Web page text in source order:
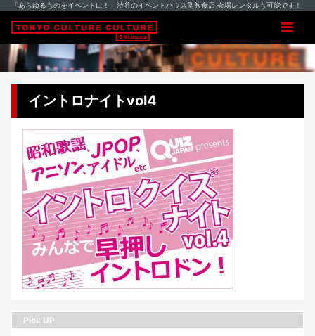
「あらゆるものをイベントに！」渋谷のイベントハウス型飲食店 会場レンタルも可能です！
イントロナイトvol4
Pick UP